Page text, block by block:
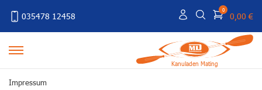
035478 12458
0
0,00 €
Kanuladen Mating
Impressum